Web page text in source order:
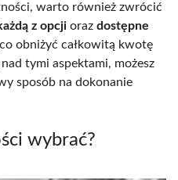
warto również zwrócić
z opcji oraz dostępne
obniżyć całkowitą kwotę
tymi aspektami, możesz
sposób na dokonanie
wybrać?